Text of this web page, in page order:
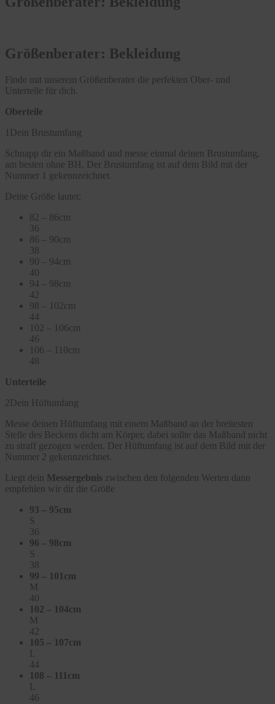
Größenberater: Bekleidung
Finde mit unserem Größenberater die perfekten Ober- und
Unterteile für dich.
Oberteile
1 Dein Brustumfang
Schnapp dir ein Maßband und messe einmal deinen Brustumfang,
am besten ohne BH. Der Brustumfang ist auf dem Bild mit der
Nummer 1 gekennzeichnet.
Deine Größe lautet:
82 – 86cm
36
86 – 90cm
38
90 – 94cm
40
94 – 98cm
42
98 – 102cm
44
102 – 106cm
46
106 – 110cm
48
Unterteile
2Dein Hüftumfang
Messe deinen Hüftumfang mit einem Maßband an der breitesten
Stelle des Beckens dicht am Körper, dabei sollte das Maßband nicht
zu straff gezogen werden. Der Hüftumfang ist auf dem Bild mit der
Nummer 2 gekennzeichnet.
Liegt dein Messergebnis zwischen den folgenden Werten dann
empfehlen wir dir die Größe
93 – 95cm
S
36
96 – 98cm
S
38
99 – 101cm
M
40
102 – 104cm
M
42
105 – 107cm
L
44
108 – 111cm
L
46